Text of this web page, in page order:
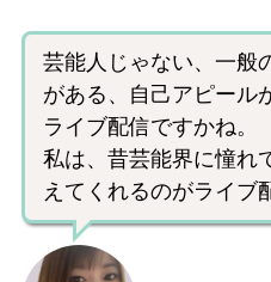
芸能人じゃない、一般
がある、自己アピール
ライブ配信ですかね。
私は、昔芸能界に憧れ
えてくれるのがライブ